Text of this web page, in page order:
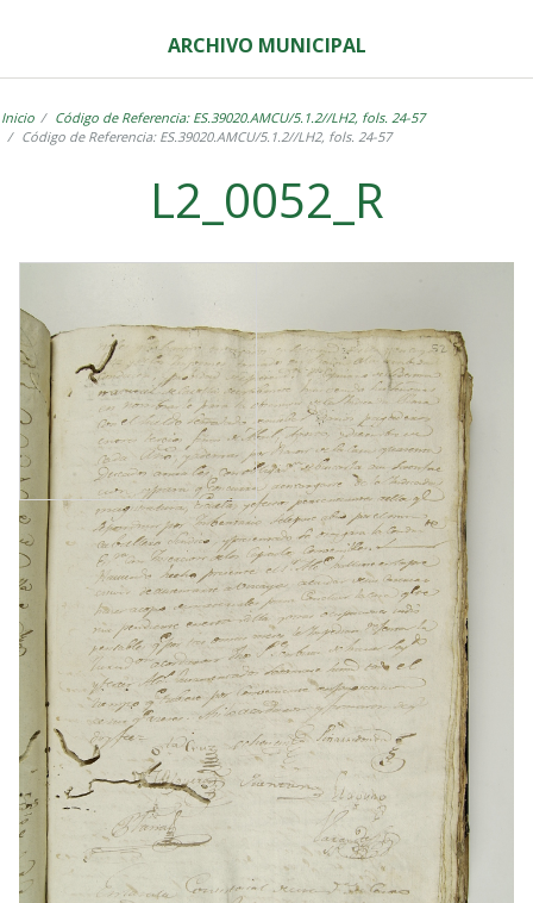
ARCHIVO MUNICIPAL
Inicio
Código de Referencia: ES.39020.AMCU/5.1.2//LH2, fols. 24-57
Código de Referencia: ES.39020.AMCU/5.1.2//LH2, fols. 24-57
L2_0052_R